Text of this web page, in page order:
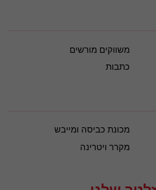
משווקים מורשים
כתבות
מכונת כביסה ומייבש
מקרר ויטרינה